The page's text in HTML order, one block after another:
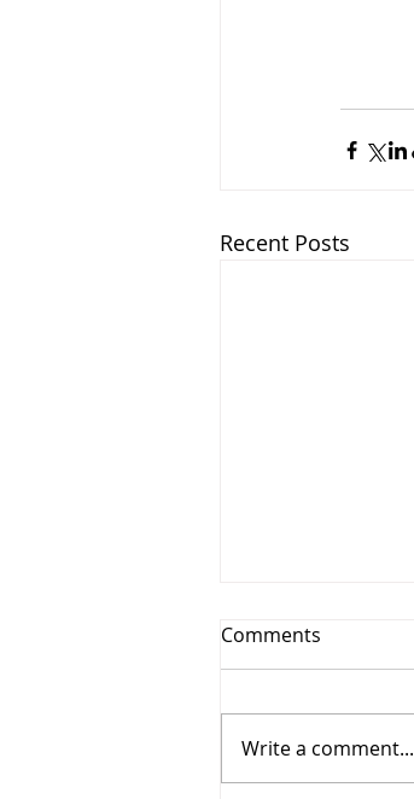
Recent Posts
Comments
Write a comment...